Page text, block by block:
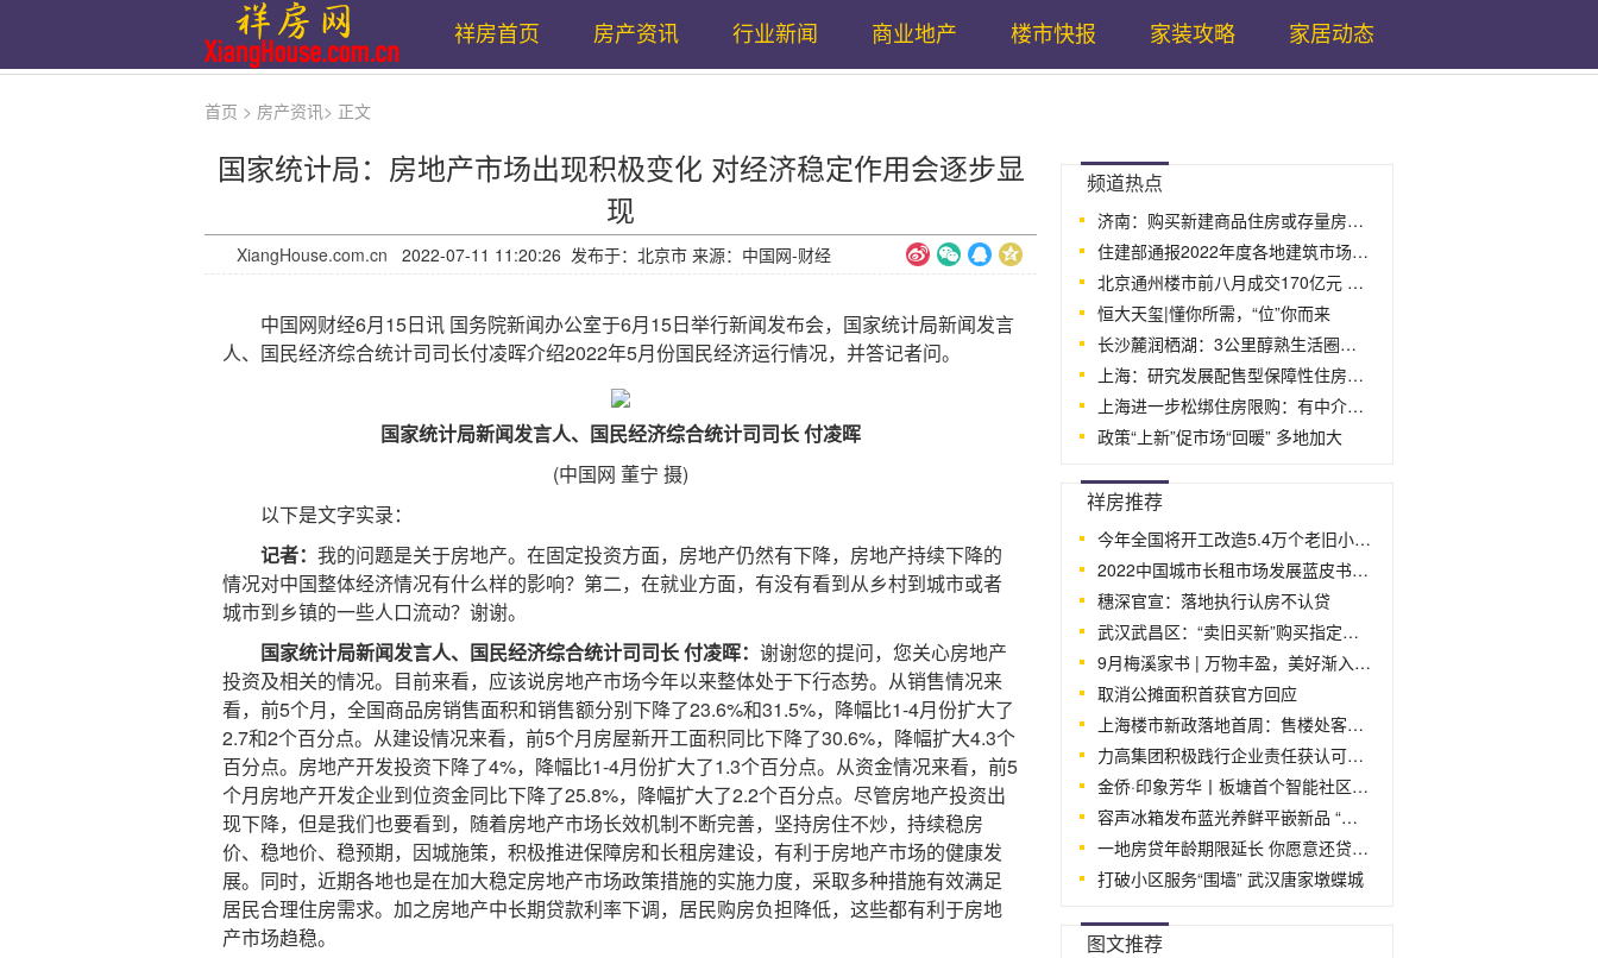
祥房首页 房产资讯 行业新闻 商业地产 楼市快报 家装攻略 家居动态
首页 > 房产资讯> 正文
国家统计局：房地产市场出现积极变化 对经济稳定作用会逐步显
现
XiangHouse.com.cn 2022-07-11 11:20:26 发布于：北京市 来源：中国网-财经
中国网财经6月15日讯 国务院新闻办公室于6月15日举行新闻发布会，国家统计局新闻发言
人、国民经济综合统计司司长付凌晖介绍2022年5月份国民经济运行情况，并答记者问。
国家统计局新闻发言人、国民经济综合统计司司长 付凌晖
(中国网 董宁 摄)
以下是文字实录：
记者： 我的问题是关于房地产。在固定投资方面，房地产仍然有下降，房地产持续下降的
情况对中国整体经济情况有什么样的影响？第二，在就业方面，有没有看到从乡村到城市或者
城市到乡镇的一些人口流动？谢谢。
国家统计局新闻发言人、国民经济综合统计司司长 付凌晖： 谢谢您的提问，您关心房地产
投资及相关的情况。目前来看，应该说房地产市场今年以来整体处于下行态势。从销售情况来
看，前5个月，全国商品房销售面积和销售额分别下降了23.6%和31.5%，降幅比1-4月份扩大了
2.7和2个百分点。从建设情况来看，前5个月房屋新开工面积同比下降了30.6%，降幅扩大4.3个
百分点。房地产开发投资下降了4%，降幅比1-4月份扩大了1.3个百分点。从资金情况来看，前5
个月房地产开发企业到位资金同比下降了25.8%，降幅扩大了2.2个百分点。尽管房地产投资出
现下降，但是我们也要看到，随着房地产市场长效机制不断完善，坚持房住不炒，持续稳房
价、稳地价、稳预期，因城施策，积极推进保障房和长租房建设，有利于房地产市场的健康发
展。同时，近期各地也是在加大稳定房地产市场政策措施的实施力度，采取多种措施有效满足
居民合理住房需求。加之房地产中长期贷款利率下调，居民购房负担降低，这些都有利于房地
产市场趋稳。
频道热点
济南：购买新建商品住房或存量房可提取公
住建部通报2022年度各地建筑市场违规情
北京通州楼市前八月成交170亿元 改善型
恒大天玺|懂你所需，“位”你而来
长沙麓润栖湖：3公里醇熟生活圈，做理想生
上海：研究发展配售型保障性住房政策体系
上海进一步松绑住房限购：有中介带看预约
政策“上新”促市场“回暖” 多地加大
祥房推荐
今年全国将开工改造5.4万个老旧小区 多
2022中国城市长租市场发展蓝皮书：一线城
穗深官宣：落地执行认房不认贷
武汉武昌区：“卖旧买新”购买指定房源可
9月梅溪家书 | 万物丰盈，美好渐入“家”
取消公摊面积首获官方回应
上海楼市新政落地首周：售楼处客流增加买
力高集团积极践行企业责任获认可，品牌价
金侨·印象芳华丨板塘首个智能社区，以尊
容声冰箱发布蓝光养鲜平嵌新品 “嵌入
一地房贷年龄期限延长 你愿意还贷到80
打破小区服务“围墙” 武汉唐家墩蝶城
图文推荐